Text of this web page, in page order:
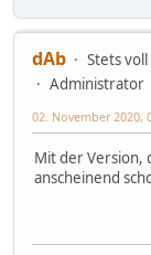
dAb
Stets
Administrator
02. November 2020,
Mit der Version,
anscheinend